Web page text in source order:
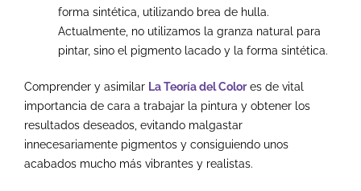
forma sintética, utilizando brea de hulla.
Actualmente, no utilizamos la granza natural para
pintar, sino el pigmento lacado y la forma sintética.
Comprender y asimilar La Teoría del Colores de vital
importancia de cara a trabajar la pintura y obtener los
resultados deseados, evitando malgastar
innecesariamente pigmentos y consiguiendo unos
acabados mucho más vibrantes y realistas.